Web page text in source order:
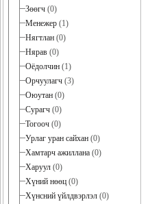
Зөөгч (0)
Менежер (1)
Нягтлан (0)
Нярав (0)
Оёдолчин (1)
Орчуулагч (3)
Оюутан (0)
Сурагч (0)
Тогооч (0)
Урлаг уран сайхан (0)
Хамтарч ажиллана (0)
Харуул (0)
Хүний нөөц (0)
Хүнсний үйлдвэрлэл (0)